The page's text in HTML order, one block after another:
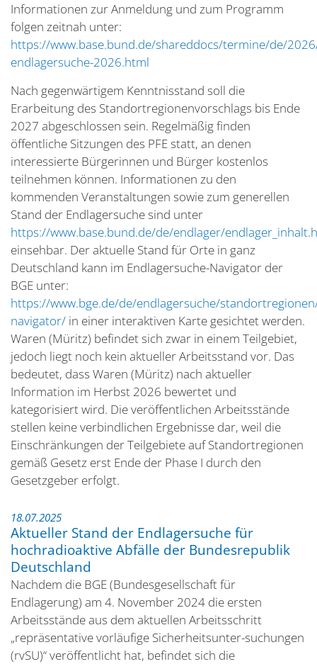
Informationen zur Anmeldung und zum Programm
folgen zeitnah unter:
https://www.base.bund.de/shareddocs/termine/de/
endlagersuche-2026.html
Nach gegenwärtigem Kenntnisstand soll die
Erarbeitung des Standortregionenvorschlags bis Ende
2027 abgeschlossen sein. Regelmäßig finden
öffentliche Sitzungen des PFE statt, an denen
interessierte Bürgerinnen und Bürger kostenlos
teilnehmen können. Informationen zu den
kommenden Veranstaltungen sowie zum generellen
Stand der Endlagersuche sind unter
https://www.base.bund.de/de/endlager/
einsehbar. Der aktuelle Stand für Orte in ganz
Deutschland kann im Endlagersuche-Navigator der
BGE unter:
https://www.bge.de/de/endlagersuche/
navigator/ in einer interaktiven Karte gesichtet werden.
Waren (Müritz) befindet sich zwar in einem Teilgebiet,
jedoch liegt noch kein aktueller Arbeitsstand vor. Das
bedeutet, dass Waren (Müritz) nach aktueller
Information im Herbst 2026 bewertet und
kategorisiert wird. Die veröffentlichen Arbeitsstände
stellen keine verbindlichen Ergebnisse dar, weil die
Einschränkungen der Teilgebiete auf Standortregionen
gemäß Gesetz erst Ende der Phase I durch den
Gesetzgeber erfolgt.
18.07.2025
Aktueller Stand der Endlagersuche für
hochradioaktive Abfälle der Bundesrepublik
Deutschland
Nachdem die BGE (Bundesgesellschaft für
Endlagerung) am 4. November 2024 die ersten
Arbeitsstände aus dem aktuellen Arbeitsschritt
„repräsentative vorläufige Sicherheitsunter-suchungen
(rvSU)“ veröffentlicht hat, befindet sich die